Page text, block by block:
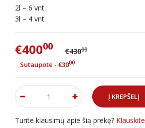
2l – 6 vnt.
3l – 4 vnt.
€40000 €43000
Sutaupote - €3000
Turite klausimų apie šią prekę? Klauskite